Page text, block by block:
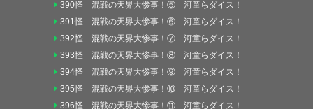
390怪 混戦の天界大惨事！⑤ 河童らダイス！
391怪 混戦の天界大惨事！⑥ 河童らダイス！
392怪 混戦の天界大惨事！⑦ 河童らダイス！
393怪 混戦の天界大惨事！⑧ 河童らダイス！
394怪 混戦の天界大惨事！⑨ 河童らダイス！
395怪 混戦の天界大惨事！⑩ 河童らダイス！
396怪 混戦の天界大惨事！⑪ 河童らダイス！